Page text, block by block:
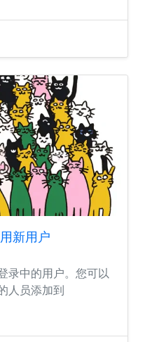
新用户
录中的用户。您可以
人员添加到